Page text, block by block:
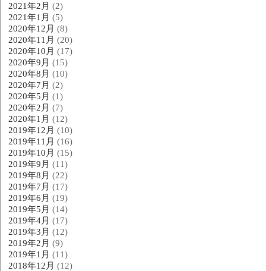
2021年2月 (2)
2021年1月 (5)
2020年12月 (8)
2020年11月 (20)
2020年10月 (17)
2020年9月 (15)
2020年8月 (10)
2020年7月 (2)
2020年5月 (1)
2020年2月 (7)
2020年1月 (12)
2019年12月 (10)
2019年11月 (16)
2019年10月 (15)
2019年9月 (11)
2019年8月 (22)
2019年7月 (17)
2019年6月 (19)
2019年5月 (14)
2019年4月 (17)
2019年3月 (12)
2019年2月 (9)
2019年1月 (11)
2018年12月 (12)